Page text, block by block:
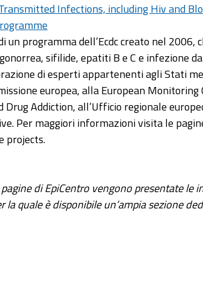
Infections, including Hiv and
un programma dell’Ecdc creato nel 2006,
sifilide, epatiti B e C e infezione
di esperti appartenenti agli Stati
europea, alla European
Drug Addiction, all’Ufficio regionale
Per maggiori informazioni visita le
projects.
di EpiCentro vengono presentate le
la quale è disponibile un’ampia sezione